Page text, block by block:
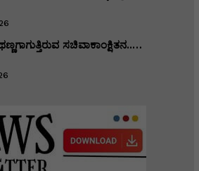
ಸಚಿವಾಕಾಂಕ್ಷಿತನ..…